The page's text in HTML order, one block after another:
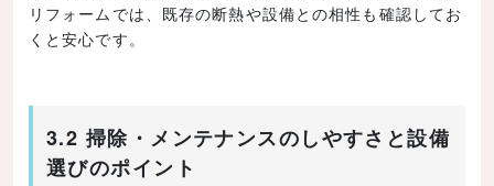
リフォームでは、既存の断熱や設備との相性も確認してお
くと安心です。
3.2 掃除・メンテナンスのしやすさと設備
選びのポイント